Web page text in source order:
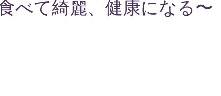
べて綺麗、健康になる